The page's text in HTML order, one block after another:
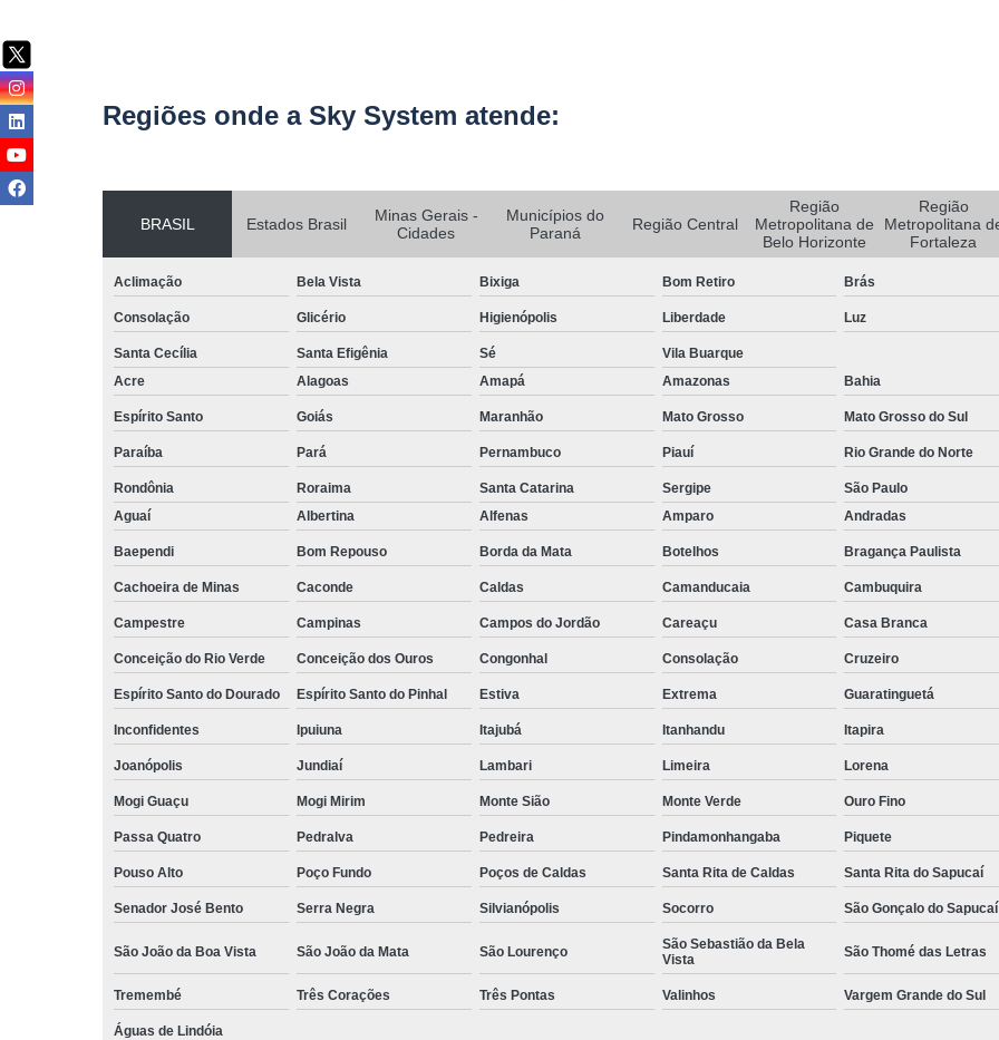
Rastreador Portátil para Veículos
Bloqueador e Rastreador
Gps Veicular
Rastreador Automotivo Belo
Rastreador e Bloqueador Veicular
Rastreador Gps Automotivo
Empresa de Rastreamento de Caminhões
Rastreador de Caminhão
Rastreador de Caminhão Minas
Rastreador para Caminhão
Rastreador Satelital para Caminhões
Rastreamento de Caminhão Via Satélite
Rastreador de Carro Minas
Rastreador para Carros
Rastreador Veicular para Carros de
Rastreador Veicular Particular
Gps
Rastreador do Carro
Rastreador Gps para Carro
Regiões onde a Sky System atende:
BRASIL Estados Brasil
Minas Gerais -
Cidades
Municípios do
Paraná
Região Central
Região
Metropolitana de
Belo Horizonte
Região
Metropolitana
Fortaleza
Aclimação Bela Vista Bixiga Bom Retiro Brás
Consolação Glicério Higienópolis Liberdade Luz
Santa Cecília Santa Efigênia Sé
Vila Buarque
Acre
Alagoas Amapá Amazonas Bahia
Espírito Santo Goiás Maranhão Mato Grosso Mato Grosso do Sul
Paraíba Pará Pernambuco Piauí Rio Grande do Norte
Rondônia Roraima Santa Catarina Sergipe São Paulo
Aguaí
Albertina Alfenas Amparo Andradas
Baependi Bom Repouso Borda da Mata Botelhos Bragança Paulista
Cachoeira de Minas Caconde Caldas Camanducaia Cambuquira
Campestre Campinas Campos do Jordão Careaçu Casa Branca
Conceição do Rio Verde Conceição dos Ouros Congonhal Consolação Cruzeiro
Espírito Santo do Dourado Espírito Santo do Pinhal Estiva Extrema Guaratinguetá
Inconfidentes Ipuiuna Itajubá Itanhandu Itapira
Joanópolis Jundiaí Lambari Limeira Lorena
Mogi Guaçu Mogi Mirim Monte Sião Monte Verde Ouro Fino
Passa Quatro Pedralva Pedreira Pindamonhangaba Piquete
Pouso Alto Poço Fundo Poços de Caldas Santa Rita de Caldas Santa Rita do Sapucaí
Senador José Bento Serra Negra Silvianópolis Socorro São Gonçalo do Sapucaí
São João da Boa Vista São João da Mata São Lourenço
São Sebastião da Bela
Vista
São Thomé das Letras
Tremembé Três Corações Três Pontas Valinhos Vargem Grande do Sul
Águas de Lindóia